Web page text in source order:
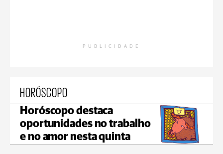
PUBLICIDADE
HORÓSCOPO
Horóscopo destaca
oportunidades no trabalho
e no amor nesta quinta